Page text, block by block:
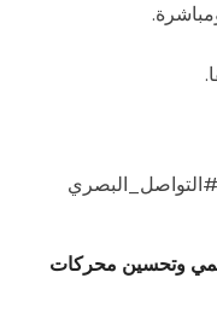
وتحسين محركات